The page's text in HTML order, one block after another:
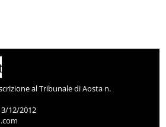
al Tribunale di Aosta n.
12/2012